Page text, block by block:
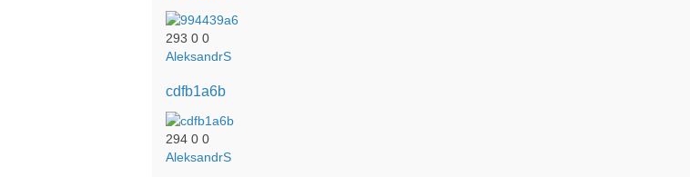
293 0 0
AleksandrS
cdfb1a6b
294 0 0
AleksandrS